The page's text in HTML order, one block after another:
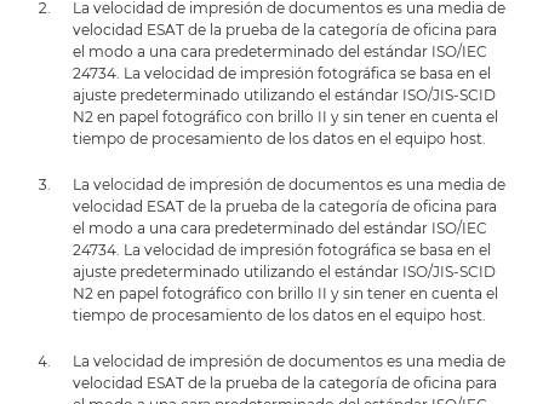
La velocidad de impresión de documentos es una media de
velocidad ESAT de la prueba de la categoría de oficina para
el modo a una cara predeterminado del estándar ISO/IEC
24734. La velocidad de impresión fotográfica se basa en el
ajuste predeterminado utilizando el estándar ISO/JIS-SCID
N2 en papel fotográfico con brillo II y sin tener en cuenta el
tiempo de procesamiento de los datos en el equipo host.
La velocidad de impresión de documentos es una media de
velocidad ESAT de la prueba de la categoría de oficina para
el modo a una cara predeterminado del estándar ISO/IEC
24734. La velocidad de impresión fotográfica se basa en el
ajuste predeterminado utilizando el estándar ISO/JIS-SCID
N2 en papel fotográfico con brillo II y sin tener en cuenta el
tiempo de procesamiento de los datos en el equipo host.
La velocidad de impresión de documentos es una media de
velocidad ESAT de la prueba de la categoría de oficina para